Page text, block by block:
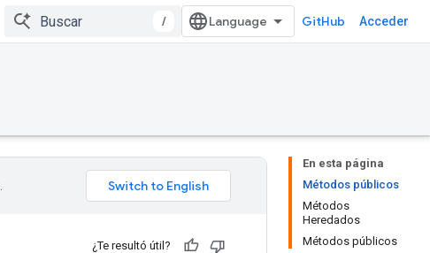
/ GitHub Acceder
En esta página
Métodos públicos
Métodos
Heredados
Métodos públicos
¿Te resultó útil?